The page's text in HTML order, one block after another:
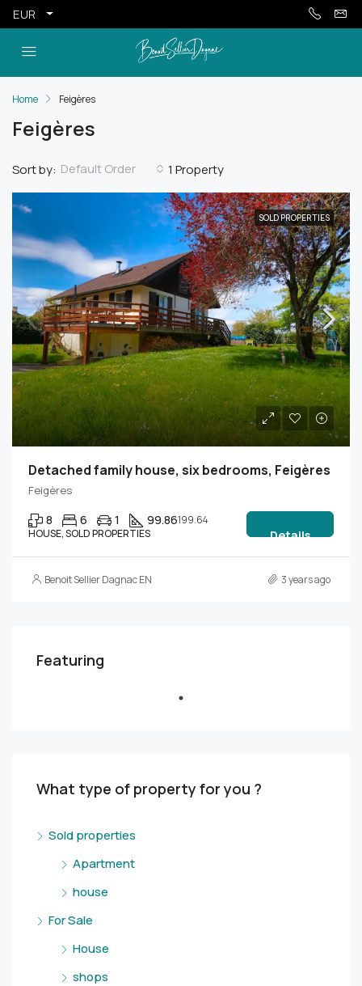
EUR
Home Feigères
Feigères
1 Property
Sort by: Default Order
SOLD PROPERTIES
Detached family house, six bedrooms, Feigères
Feigères
8 6 1 99.86199.64
HOUSE, SOLD PROPERTIES
Details
Benoit Sellier Dagnac EN 3 years ago
Featuring
What type of property for you ?
Sold properties
Apartment
house
For Sale
House
shops